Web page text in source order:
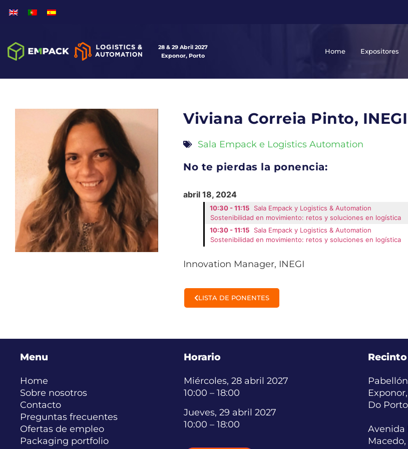
28 & 29 Abril 2027
Exponor, Porto
Home Expositores
Viviana Correia Pinto, INEGI
Sala Empack e Logistics Automation
No te pierdas la ponencia:
abril 18, 2024
10:30 - 11:15
Sala Empack y Logistics & Automation
Sostenibilidad en movimiento: retos y soluciones en logística
10:30 - 11:15
Sala Empack y Logistics & Automation
Sostenibilidad en movimiento: retos y soluciones en logística
Innovation Manager, INEGI
LISTA DE PONENTES
Menu
Home
Sobre nosotros
Contacto
Preguntas frecuentes
Ofertas de empleo
Packaging portfolio
Horario
Miércoles, 28 abril 2027
10:00 – 18:00
Jueves, 29 abril 2027
10:00 – 18:00
Do Porto
Avenida